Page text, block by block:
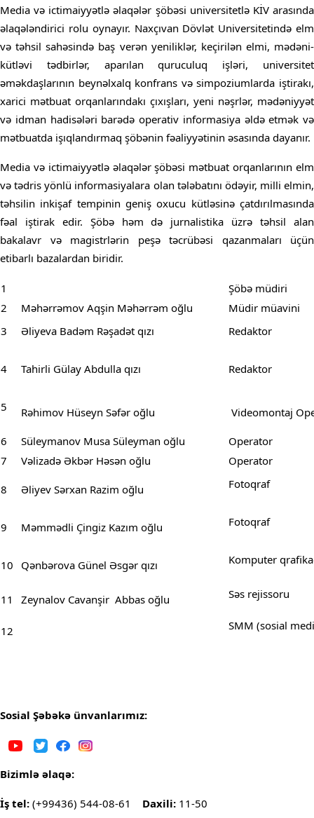
Media və ictimaiyyətlə əlaqələr şöbəsi universitetlə KİV arasında
əlaqələndirici rolu oynayır. Naxçıvan Dövlət Universitetində elm
və təhsil sahəsində baş verən yeniliklər, keçirilən elmi, mədəni-
kütləvi tədbirlər, aparılan quruculuq işləri, universitet
əməkdaşlarının beynəlxalq konfrans və simpoziumlarda iştirakı,
xarici mətbuat orqanlarındakı çıxışları, yeni nəşrlər, mədəniyyət
və idman hadisələri barədə operativ informasiya əldə etmək və
mətbuatda işıqlandırmaq şöbənin fəaliyyətinin əsasındа dayanır.
Media və ictimaiyyətlə əlaqələr şöbəsi mətbuat orqanlarının elm
və tədris yönlü informasiyalara olan tələbatını ödəyir, milli elmin,
təhsilin inkişaf tempinin geniş oxucu kütləsinə çatdırılmasında
fəal iştirak edir. Şöbə həm də jurnalistika üzrə təhsil alan
bakalavr və magistrlərin peşə təcrübəsi qazanmaları üçün
etibarlı bazalardan biridir.
1
Şöbə müdiri
2
Məhərrəmov Aqşin Məhərrəm oğlu
Müdir müavini
3
Əliyeva Badəm Rəşadət qızı Redaktor
4 Tahirli Gülay Abdulla qızı Redaktor
5 Rəhimov Hüseyn Səfər oğlu Videomontaj
6 Süleymanov Musa Süleyman oğlu
Operator
7
Vəlizadə Əkbər Həsən oğlu Operator
8 Əliyev Sərxan Razim oğlu Fotoqraf
9 Məmmədli Çingiz Kazım oğlu Fotoqraf
10 Qənbərova Günel Əsgər qızı Komputer
11 Zeynalov Cavanşir Abbas oğlu Səs rejissoru
12 SMM (sosial
Sosial Şəbəkə ünvanlarımız:
Bizimlə əlaqə:
İş tel: (+99436) 544-08-61 Daxili: 11-50